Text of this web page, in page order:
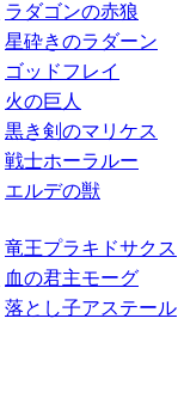
ラダゴンの赤狼
星砕きのラダーン
ゴッドフレイ
火の巨人
黒き剣のマリケス
戦士ホーラルー
エルデの獣
竜王プラキドサクス
血の君主モーグ
落とし子アステール